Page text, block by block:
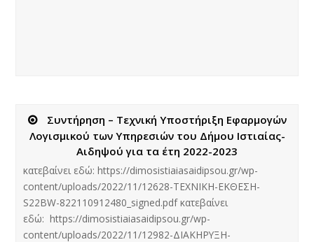
Συντήρηση – Τεχνική Υποστήριξη Εφαρμογών
Λογισμικού των Υπηρεσιών του Δήμου Ιστιαίας-
Αιδηψού για τα έτη 2022-2023
κατεβαίνει εδώ: https://dimosistiaiasaidipsou.gr/wp-
content/uploads/2022/11/12628-ΤΕΧΝΙΚΗ-ΕΚΘΕΣΗ-
S22BW-822110912480_signed.pdf κατεβαίνει
εδώ: https://dimosistiaiasaidipsou.gr/wp-
content/uploads/2022/11/12982-ΔΙΑΚΗΡΥΞΗ-